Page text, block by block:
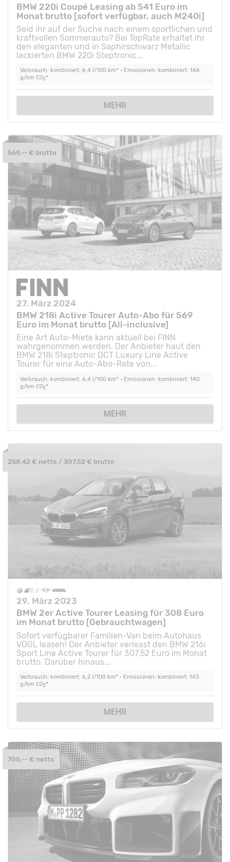
BMW 220i Coupé Leasing ab 541 Euro im
Monat brutto [sofort verfügbar, auch M240i]
Seid ihr auf der Suche nach einem sportlichen und
kraftvollen Sommerauto? Bei TopRate erhaltet ihr
den eleganten und in Saphirschwarz Metallic
lackierten BMW 220i Steptronic...
Verbrauch: kombiniert: 6,4 l/100 km* • Emissionen: kombiniert: 146
g/km CO2*
MEHR
27. März 2024
BMW 218i Active Tourer Auto-Abo für 569
Euro im Monat brutto [All-inclusive]
Eine Art Auto-Miete kann aktuell bei FINN
wahrgenommen werden. Der Anbieter haut den
BMW 218i Steptronic DCT Luxury Line Active
Tourer für eine Auto-Abo-Rate von...
Verbrauch: kombiniert: 6,4 l/100 km* • Emissionen: kombiniert: 140
g/km CO2*
MEHR
569,-- € brutto
29. März 2023
BMW 2er Active Tourer Leasing für 308 Euro
im Monat brutto [Gebrauchtwagen]
Sofort verfügbarer Familien-Van beim Autohaus
VOGL leasen! Der Anbieter verleast den BMW 216i
Sport Line Active Tourer für 307,52 Euro im Monat
brutto. Darüber hinaus...
Verbrauch: kombiniert: 6,2 l/100 km* • Emissionen: kombiniert: 143
g/km CO2*
MEHR
258,42 € netto / 307,52 € brutto
705,-- € netto